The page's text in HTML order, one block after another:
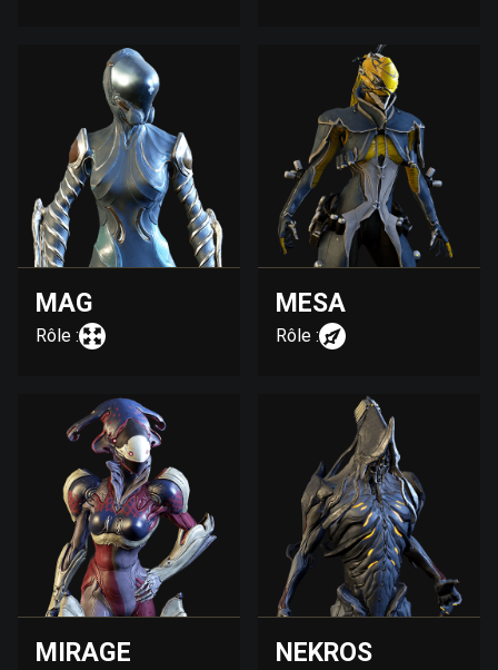
MAG
Rôle :
MESA
Rôle :
MIRAGE NEKROS